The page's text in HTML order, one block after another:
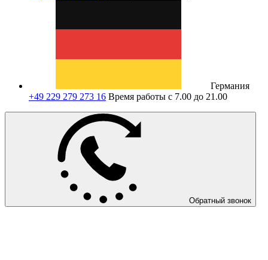
Германия
+49 229 279 273 16 Время работы с 7.00 до 21.00
Обратный звонок